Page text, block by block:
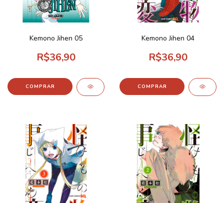
Kemono Jihen 05
R$36,90
Kemono Jihen 04
R$36,90